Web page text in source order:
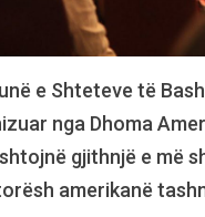
e Shteteve të
nga Dhoma
gjithnjë e më
amerikanë